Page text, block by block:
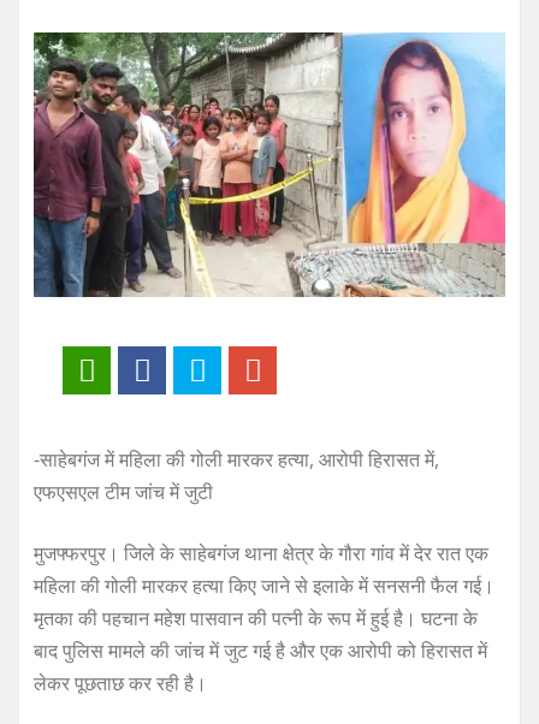
-साहेबगंज में महिला की गोली मारकर हत्या, आरोपी हिरासत में,
एफएसएल टीम जांच में जुटी
मुजफ्फरपुर। जिले के साहेबगंज थाना क्षेत्र के गौरा गांव में देर रात एक
महिला की गोली मारकर हत्या किए जाने से इलाके में सनसनी फैल गई।
मृतका की पहचान महेश पासवान की पत्नी के रूप में हुई है। घटना के
बाद पुलिस मामले की जांच में जुट गई है और एक आरोपी को हिरासत में
लेकर पूछताछ कर रही है।